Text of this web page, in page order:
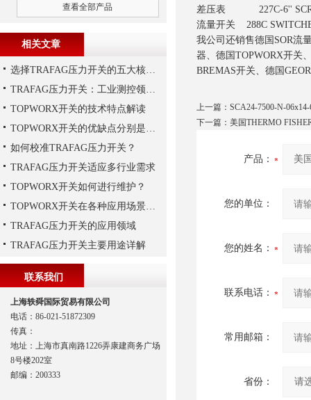
差压表 227C-6'' SCR-
流量开关 288C
我公司还销售德国SOR流
器、德国TOPWORX开关
BREMAS开关、德国
上一篇： SCA24-7500-N-
下一篇： 美国THERMO
产品：
您的单位：
您的姓名：
联系电话：
常用邮箱：
省份：
查看全部产品
相关文章
选择TRAFAG压力开关的五大核心理由
TRAFAG压力开关：工业测控领域的精密之选
TOPWORX开关的技术特点解读
TOPWORX开关的优缺点分别是什么？
如何校准TRAFAG压力开关？
TRAFAG压力开关适应多行业需求
TOPWORX开关如何进行维护？
TOPWORX开关在各种应用场景中的功能
TRAFAG压力开关的应用领域
TRAFAG压力开关主要用途详解
联系我们
上海轶舜国际贸易有限公司
电话：86-021-51872309
传真：
地址：上海市真南路1226弄康建商务广场
8号楼202室
邮编：200333